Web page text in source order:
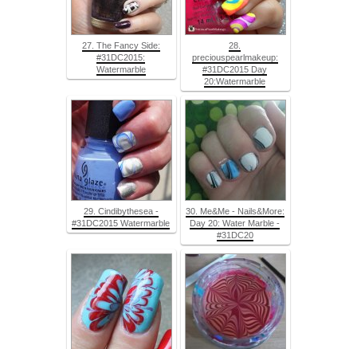
27. The Fancy Side:
#31DC2015:
Watermarble
28.
preciouspearlmakeup:
#31DC2015 Day
20:Watermarble
29. Cindibythesea -
#31DC2015 Watermarble
30. Me&Me - Nails&More:
Day 20: Water Marble -
#31DC20